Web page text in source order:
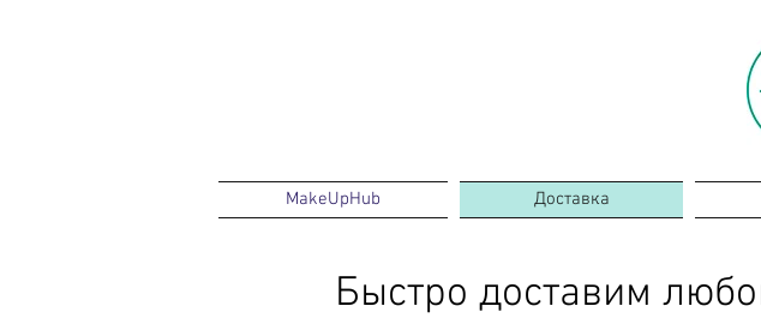
MakeUpHub Доставка
Быстро доставим